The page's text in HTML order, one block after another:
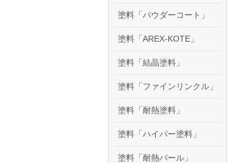
塗料「パウダーコート」
塗料「AREX-KOTE」
塗料「結晶塗料」
塗料「ファインリンクル」
塗料「耐熱塗料」
塗料「ハイパー塗料」
塗料「耐熱パール」